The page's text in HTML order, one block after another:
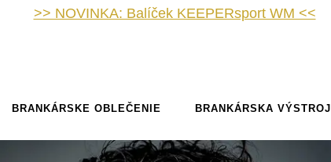
>> NOVINKA: Balíček KEEPERsport WM <<
BRANKÁRSKE OBLEČENIE BRANKÁRSKA VÝSTROJ